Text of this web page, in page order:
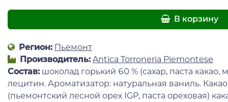
В корзину
Регион: Пьемонт
Производитель: Antica Torroneria Piemontese
Состав: шоколад горький 60 % (сахар, паста какао,
лецитин. Ароматизатор: натуральная ваниль.
(пьемонтский лесной орех IGP, паста ореховая)